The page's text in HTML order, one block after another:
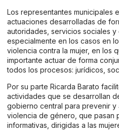
Los representantes municipales
actuaciones desarrolladas de
autoridades, servicios sociales y
especialmente en los casos en
violencia contra la mujer, en los
importante actuar de forma
todos los procesos: jurídicos,
Por su parte Ricarda Barato
actividades que se desarrollan
gobierno central para prevenir y
violencia de género, que pasan
informativas, dirigidas a las